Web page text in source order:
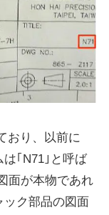
おり、以前に
は｢N71｣と呼ば
面が本物であれ
ック部品の図面